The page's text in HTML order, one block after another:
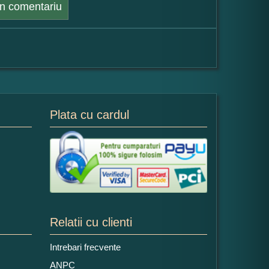
comentariu
Plata cu cardul
Relatii cu clienti
Intrebari frecvente
ANPC